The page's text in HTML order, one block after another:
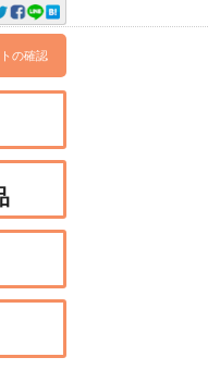
の確認